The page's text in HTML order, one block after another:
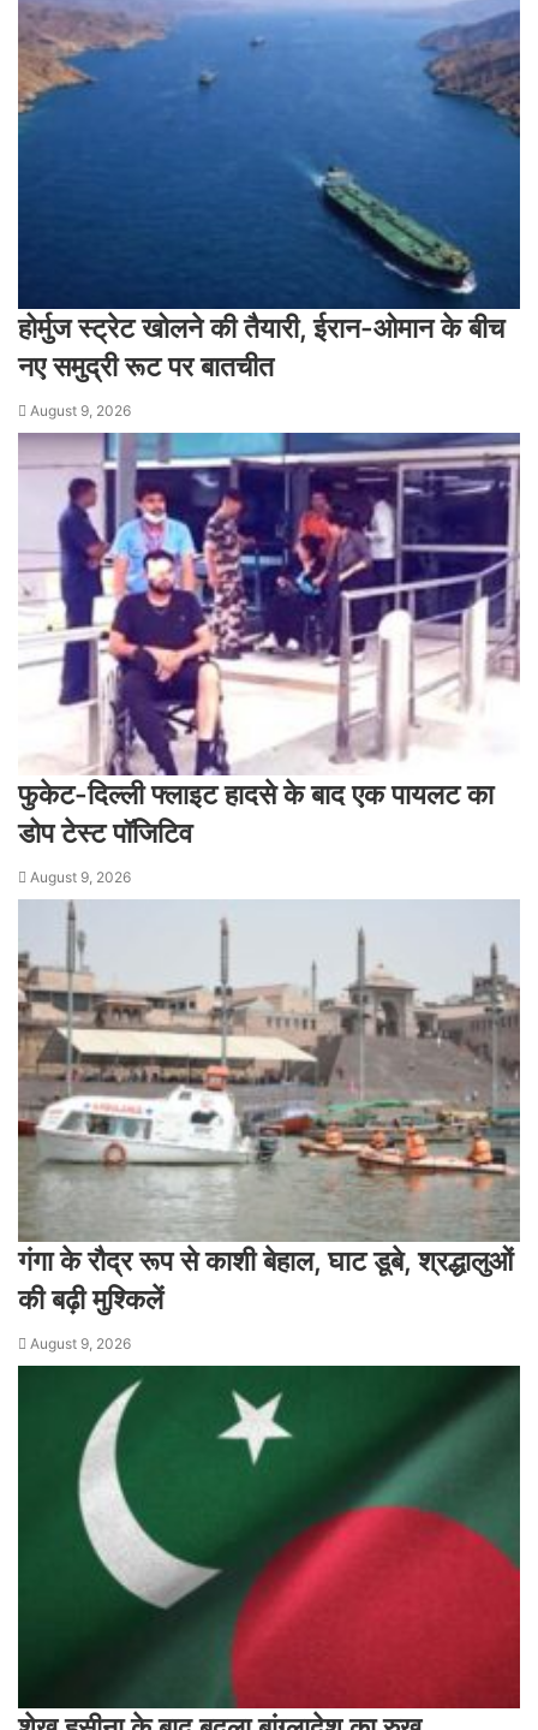
होर्मुज स्ट्रेट खोलने की तैयारी, ईरान-ओमान के बीच
नए समुद्री रूट पर बातचीत
August 9, 2026
फुकेट-दिल्ली फ्लाइट हादसे के बाद एक पायलट का
डोप टेस्ट पॉजिटिव
August 9, 2026
गंगा के रौद्र रूप से काशी बेहाल, घाट डूबे, श्रद्धालुओं
की बढ़ी मुश्किलें
August 9, 2026